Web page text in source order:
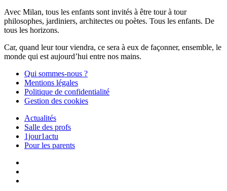
Avec Milan, tous les enfants sont invités à être tour à tour
philosophes, jardiniers, architectes ou poètes. Tous les enfants. De
tous les horizons.
Car, quand leur tour viendra, ce sera à eux de façonner, ensemble, le
monde qui est aujourd’hui entre nos mains.
Qui sommes-nous ?
Mentions légales
Politique de confidentialité
Gestion des cookies
Actualités
Salle des profs
1jour1actu
Pour les parents